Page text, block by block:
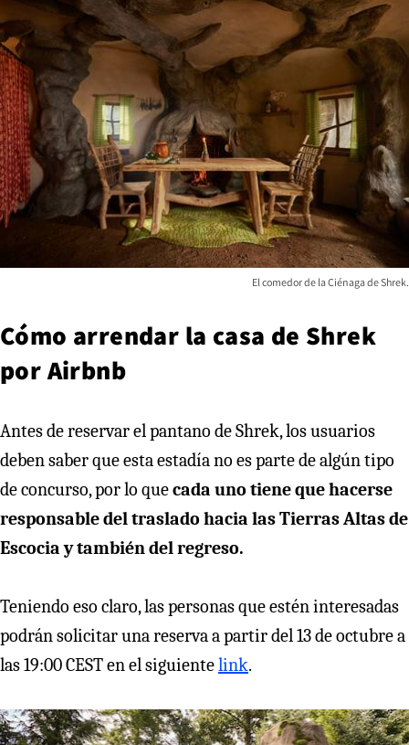
El comedor de la Ciénaga de Shrek.
Cómo arrendar la casa de Shrek
por Airbnb
Antes de reservar el pantano de Shrek, los usuarios
deben saber que esta estadía no es parte de algún tipo
de concurso, por lo quecada uno tiene que hacerse
responsable del traslado hacia las Tierras Altas de
Escocia y también del regreso.
Teniendo eso claro, las personas que estén interesadas
podrán solicitar una reserva a partir del 13 de octubre a
las 19:00 CEST en el siguientelink.